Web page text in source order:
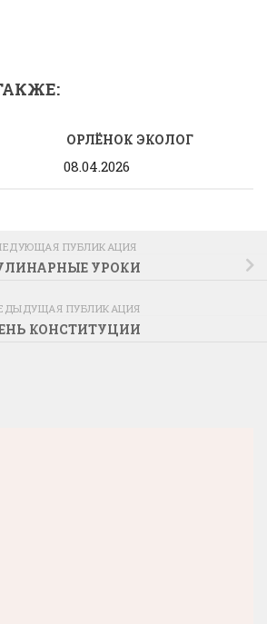
ОРЛЁНОК ЭКОЛОГ
08.04.2026
ПУБЛИКАЦИЯ
УРОКИ
ПУБЛИКАЦИЯ
КОНСТИТУЦИИ